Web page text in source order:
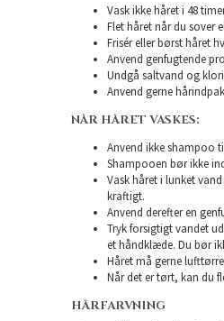
Vask ikke håret i 48
Flet håret når du sover
Frisér eller børst håret
Anvend genfugtende
Undgå saltvand og
Anvend gerne
NÅR HÅRET VASKES:
Anvend ikke shampoo
Shampooen bør ikke
Vask håret i lunket
kraftigt.
Anvend derefter en
Tryk forsigtigt vandet
et håndklæde. Du bør
Håret må gerne
Når det er tørt, kan du
HÅRFARVNING